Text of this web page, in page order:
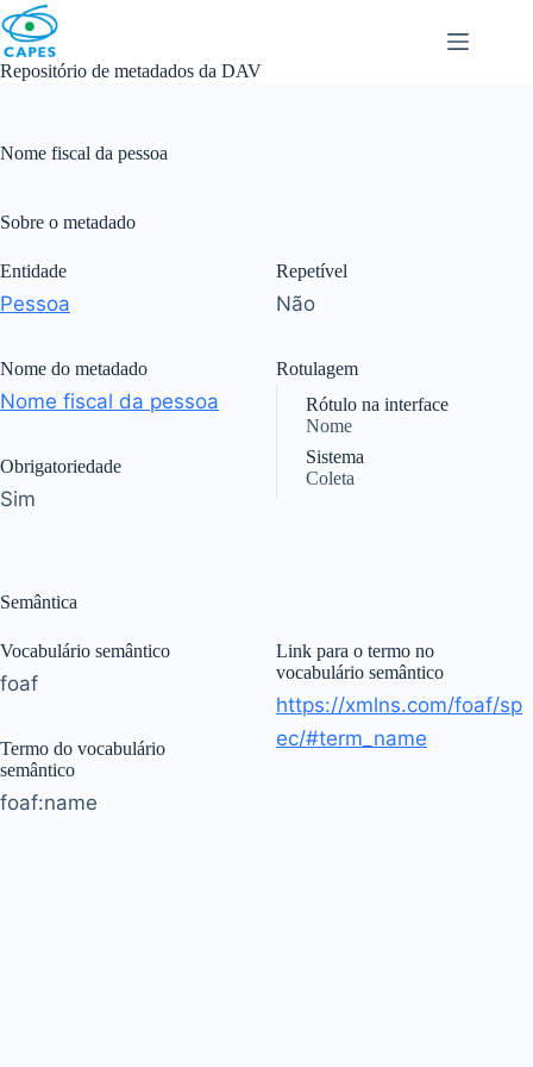
Skip
to
content
Repositório de metadados da DAV
Nome fiscal da pessoa
Sobre o metadado
Entidade
Pessoa
Nome do metadado
Nome fiscal da pessoa
Obrigatoriedade
Sim
Repetível
Não
Rotulagem
Rótulo na interface
Nome
Sistema
Coleta
Semântica
Vocabulário semântico
foaf
Termo do vocabulário
semântico
foaf:name
Link para o termo no
vocabulário semântico
https://xmlns.com/foaf/sp
ec/#term_name